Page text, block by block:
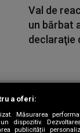
Val de
un bărbat
declaraţie
|Sitemap
a oferi:
Măsurarea
dispozitiv.
publicității